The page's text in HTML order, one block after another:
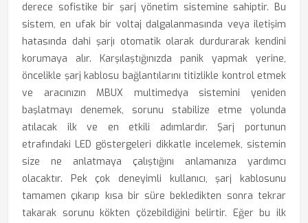
derece sofistike bir şarj yönetim sistemine sahiptir. Bu
sistem, en ufak bir voltaj dalgalanmasında veya iletişim
hatasında dahi şarjı otomatik olarak durdurarak kendini
korumaya alır. Karşılaştığınızda panik yapmak yerine,
öncelikle şarj kablosu bağlantılarını titizlikle kontrol etmek
ve aracınızın MBUX multimedya sistemini yeniden
başlatmayı denemek, sorunu stabilize etme yolunda
atılacak ilk ve en etkili adımlardır. Şarj portunun
etrafındaki LED göstergeleri dikkatle incelemek, sistemin
size ne anlatmaya çalıştığını anlamanıza yardımcı
olacaktır. Pek çok deneyimli kullanıcı, şarj kablosunu
tamamen çıkarıp kısa bir süre bekledikten sonra tekrar
takarak sorunu kökten çözebildiğini belirtir. Eğer bu ilk